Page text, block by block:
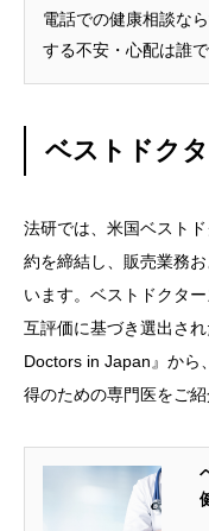
電話での健康相談な
する不安・心配は誰
したり、ケガをした
駆け「ファ […]
ベストドク
法研では、米国ベスト
約を締結し、販売業務
います。ベストドクタ
互評価に基づき選出さ
Doctors in Japan』から
得のための専門医をご紹